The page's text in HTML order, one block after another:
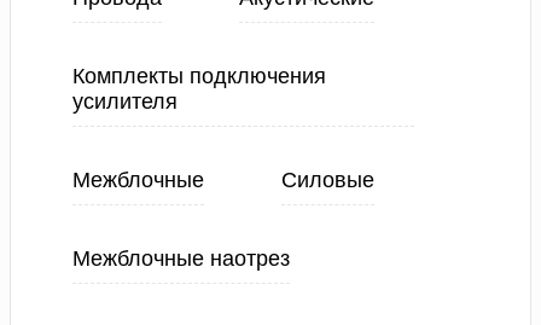
Комплекты подключения
усилителя
Межблочные Силовые
Межблочные наотрез